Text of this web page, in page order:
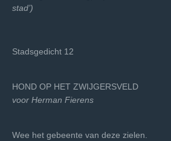
stad’)
Stadsgedicht 12
HOND OP HET ZWIJGERSVELD
voor Herman Fierens
Wee het gebeente van deze zielen.